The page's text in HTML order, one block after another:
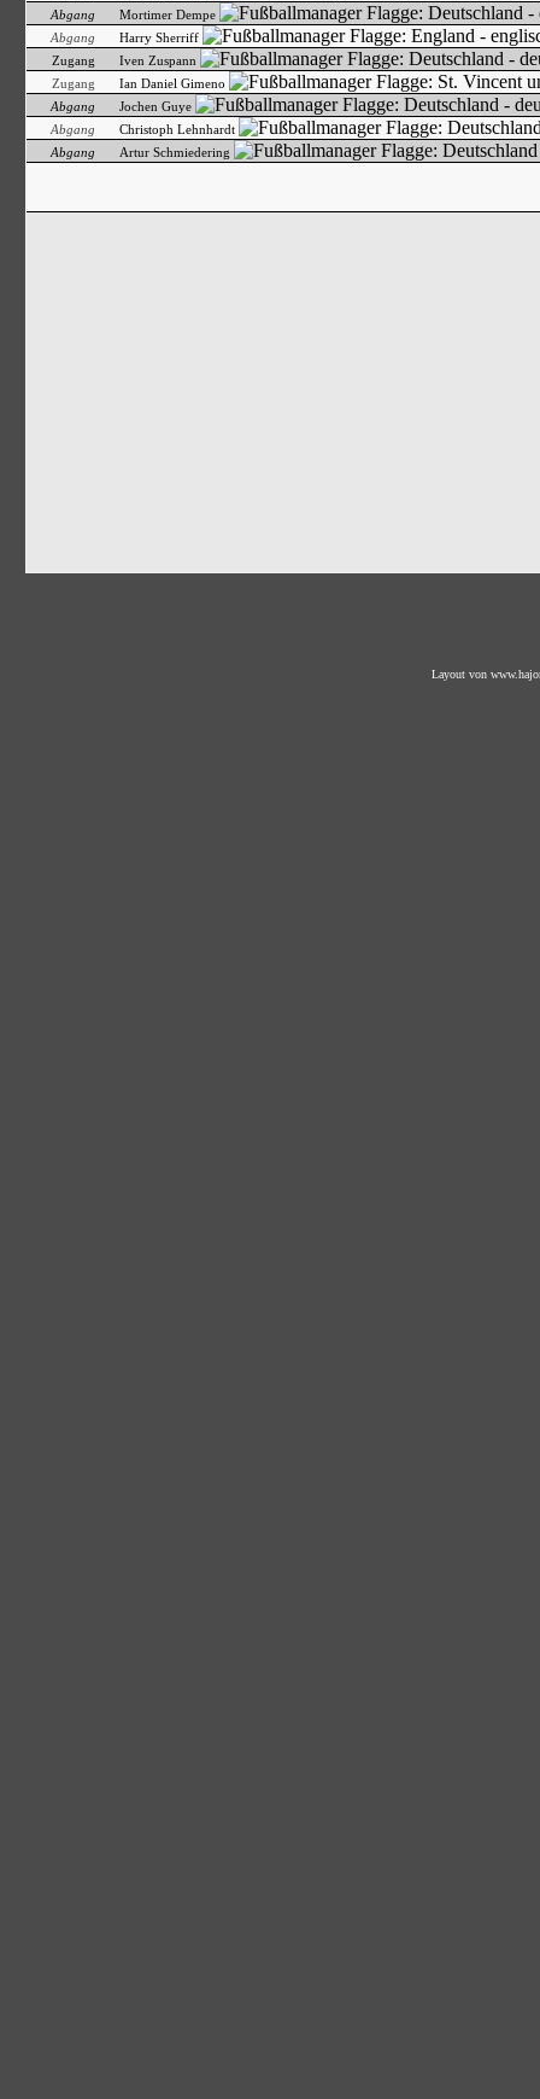
Abgang
Mortimer Dempe
Abgang
Harry Sherriff
Zugang
Iven Zuspann
Zugang
Ian Daniel Gimeno
Abgang
Jochen Guye
Abgang
Christoph Lehnhardt
Abgang
Artur Schmiedering
Layout von